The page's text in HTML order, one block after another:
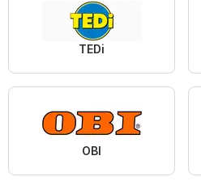
TEDi
OBI